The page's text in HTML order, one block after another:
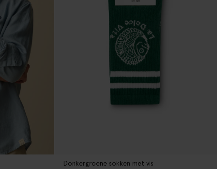
Donkergroene sokken met vis